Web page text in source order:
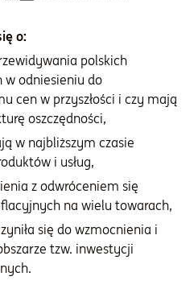
o:
polskich
odniesieniu do
cen w przyszłości i czy mają
oszczędności,
w najbliższym czasie
i usług,
z odwróceniem się
na wielu towarach,
się do wzmocnienia i
tzw. inwestycji